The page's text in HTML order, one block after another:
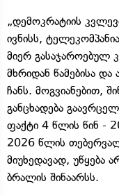
„დემოკრატიის
ივნისს,
მიერ გასაჯაროებულ
მხრიდან წამებისა
ჩანს. მოგვიანებით,
განცხადება
ფაქტი 4 წლის წინ -
2026 წლის
მიუხედავად, უწყება
ბრალის შინაარსს.